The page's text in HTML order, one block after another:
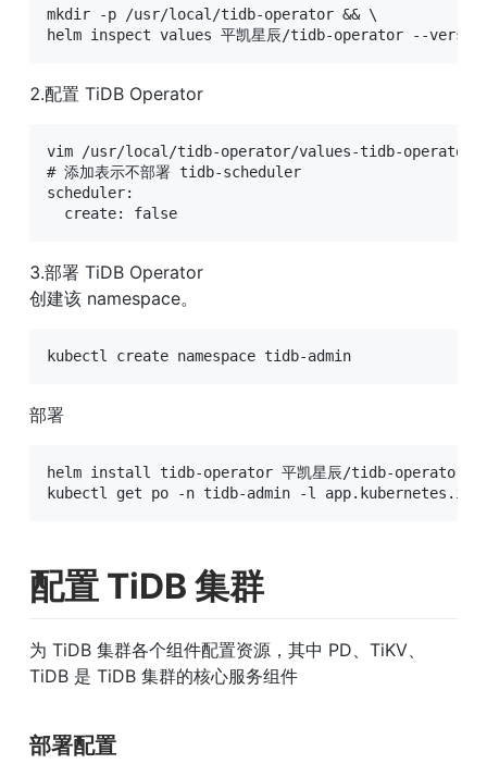
mkdir -p /usr/local/tidb-operator && \
helm inspect values 平凯星辰/tidb-operator --
2.配置 TiDB Operator
vim /usr/local/tidb-operator/values-tidb-
# 添加表示不部署 tidb-scheduler
scheduler:
  create: false
3.部署 TiDB Operator
创建该 namespace。
kubectl create namespace tidb-admin
部署
helm install tidb-operator 平凯星辰/tidb-operator
kubectl get po -n tidb-admin -l app.kubernetes.io/
配置 TiDB 集群
为 TiDB 集群各个组件配置资源，其中 PD、TiKV、
TiDB 是 TiDB 集群的核心服务组件
部署配置